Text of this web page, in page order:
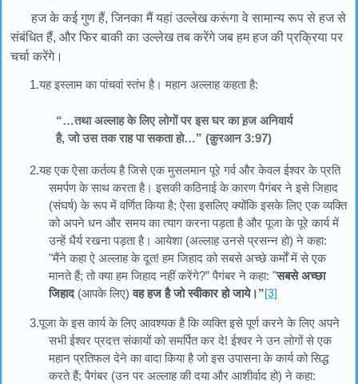
हज के कई गुण हैं, जिनका मैं यहां उल्लेख करूंगा वे सामान्य रूप से हज से
संबंधित हैं, और फिर बाकी का उल्लेख तब करेंगे जब हम हज की प्रक्रिया पर
चर्चा करेंगे।
1.यह इस्लाम का पांचवां स्तंभ है। महान अल्लाह कहता है:
“…तथा अल्लाह के लिए लोगों पर इस घर का ह़ज अनिवार्य
है, जो उस तक राह पा सकता हो…” (क़ुरआन 3:97)
2.यह एक ऐसा कर्तव्य है जिसे एक मुसलमान पूरे गर्व और केवल ईश्वर के प्रति
समर्पण के साथ करता है। इसकी कठिनाई के कारण पैगंबर ने इसे जिहाद
(संघर्ष) के रूप में वर्णित किया है; ऐसा इसलिए क्योंकि इसके लिए एक व्यक्ति
को अपने धन और समय का त्याग करना पड़ता है और पूजा के पूरे कार्य में
उन्हें धैर्य रखना पड़ता है। आयेशा (अल्लाह उनसे प्रसन्न हो) ने कहा:
"मैंने कहा ऐ अल्लाह के दूत! हम जिहाद को सबसे अच्छे कर्मों में से एक
मानते हैं; तो क्या हम जिहाद नहीं करेंगे?” पैगंबर ने कहा: "सबसे अच्छा
जिहाद (आपके लिए)वह हज है जो स्वीकार हो जाये।”[3]
3.पूजा के इस कार्य के लिए आवश्यक है कि व्यक्ति इसे पूर्ण करने के लिए अपने
सभी ईश्वर प्रदत्त संकायों को समर्पित कर दे! ईश्वर ने उन लोगों से एक
महान प्रतिफल देने का वादा किया है जो इस उपासना के कार्य को सिद्ध
करते हैं; पैगंबर (उन पर अल्लाह की दया और आशीर्वाद हो) ने कहा: